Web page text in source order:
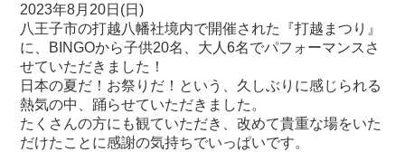
2023年8月20日(日)
八王子市の打越八幡社境内で開催された『打越まつり』
に、BINGOから子供20名、大人6名でパフォーマンスさ
せていただきました！
日本の夏だ！お祭りだ！という、久しぶりに感じられる
熱気の中、踊らせていただきました。
たくさんの方にも観ていただき、改めて貴重な場をいた
だけたことに感謝の気持ちでいっぱいです。